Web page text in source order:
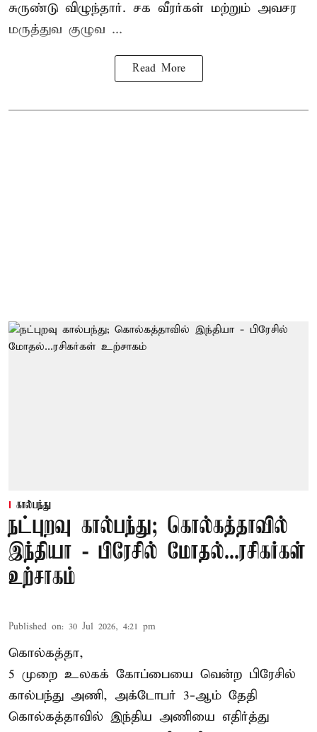
சுருண்டு விழுந்தார். சக வீரர்கள் மற்றும் அவசர
மருத்துவ குழுவ ...
Read More
கால்பந்து
நட்புறவு கால்பந்து; கொல்கத்தாவில்
இந்தியா - பிரேசில் மோதல்...ரசிகர்கள்
உற்சாகம்
Published on: 30 Jul 2026, 4:21 pm
கொல்கத்தா,
5 முறை உலகக் கோப்பையை வென்ற பிரேசில்
கால்பந்து அணி, அக்டோபர் 3-ஆம் தேதி
கொல்கத்தாவில் இந்திய அணியை எதிர்த்து